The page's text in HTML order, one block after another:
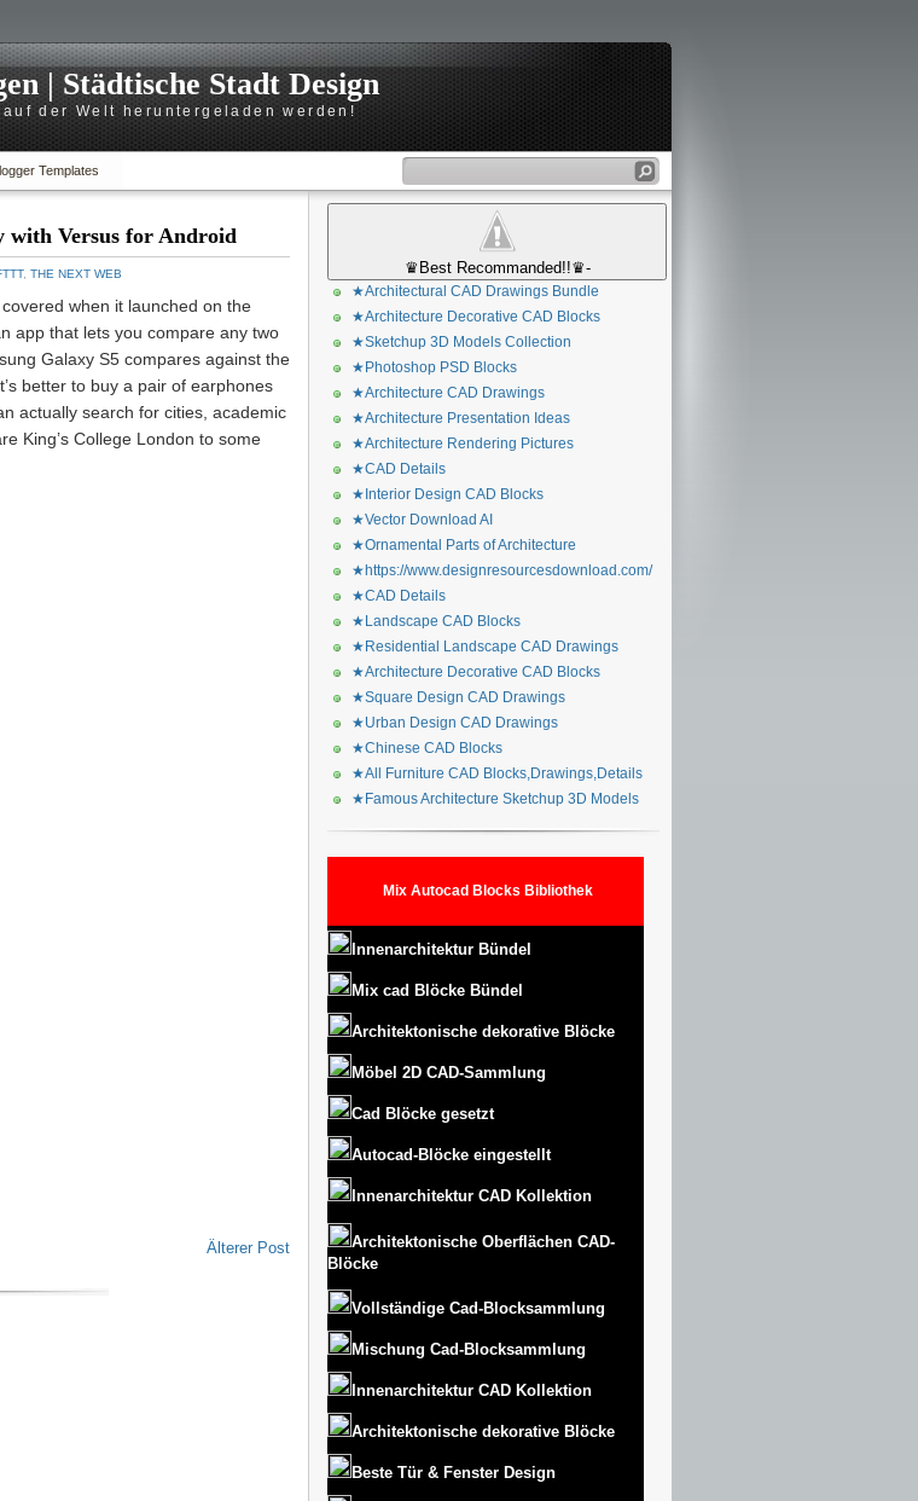
| Städtische Stadt Design
der Welt heruntergeladen werden!
Templates
with Versus for Android
, THE NEXT WEB
when it launched on the
app that lets you compare any two
Galaxy S5 compares against the
better to buy a pair of earphones
actually search for cities, academic
King’s College London to some
Älterer Post
♛Best Recommanded!!♛-
★Architectural CAD Drawings Bundle
★Architecture Decorative CAD Blocks
★Sketchup 3D Models Collection
★Photoshop PSD Blocks
★Architecture CAD Drawings
★Architecture Presentation Ideas
★Architecture Rendering Pictures
★CAD Details
★Interior Design CAD Blocks
★Vector Download AI
★Ornamental Parts of Architecture
★https://www.designresourcesdownload.com/
★CAD Details
★Landscape CAD Blocks
★Residential Landscape CAD Drawings
★Architecture Decorative CAD Blocks
★Square Design CAD Drawings
★Urban Design CAD Drawings
★Chinese CAD Blocks
★All Furniture CAD Blocks,Drawings,Details
★Famous Architecture Sketchup 3D Models
Mix Autocad Blocks Bibliothek
Innenarchitektur Bündel
Mix cad Blöcke Bündel
Architektonische dekorative Blöcke
Möbel 2D CAD-Sammlung
Cad Blöcke gesetzt
Autocad-Blöcke eingestellt
Innenarchitektur CAD Kollektion
Architektonische Oberflächen CAD-
Blöcke
Vollständige Cad-Blocksammlung
Mischung Cad-Blocksammlung
Innenarchitektur CAD Kollektion
Architektonische dekorative Blöcke
Beste Tür & Fenster Design